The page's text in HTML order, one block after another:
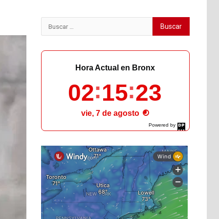
Buscar:
Powered by
DaysPedia.com
Hora Actual en Bronx
02 15 25
vie, 7 de agosto